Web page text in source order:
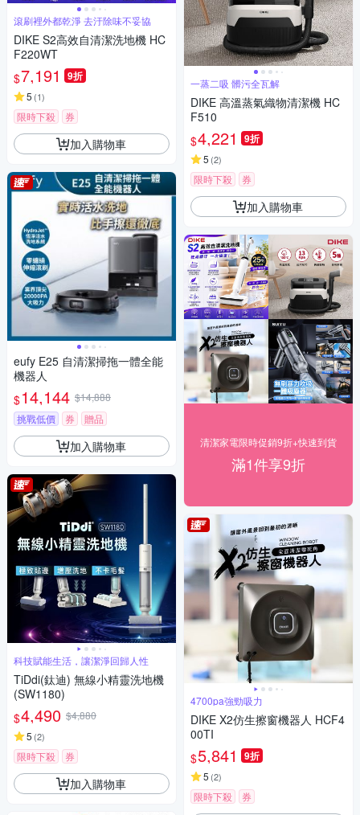
滾刷裡外都乾淨 去汙除味不妥協
DIKE S2高效自清潔洗地機 HC
F220WT
$7,191 9折
5 (1)
限時下殺 券
加入購物車
eufy E25 自清潔掃拖一體全能
機器人
$14,144 $14,888
挑戰低價
券 贈品
加入購物車
科技賦能生活，讓潔淨回歸人性
TiDdi(鈦迪) 無線小精靈洗地機
(SW1180)
$4,490 $4,880
5 (2)
限時下殺 券
加入購物車
一蒸二吸 髒污全瓦解
DIKE 高溫蒸氣織物清潔機 HC
F510
$4,221 9折
5 (2)
限時下殺 券
加入購物車
清潔家電限時促銷9折+快速到貨
滿1件享9折
4700pa強勁吸力
DIKE X2仿生擦窗機器人 HCF4
00TI
$5,841 9折
5 (2)
限時下殺 券